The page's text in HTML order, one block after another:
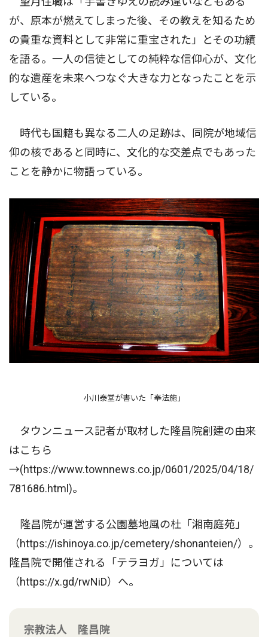
が、原本が燃えてしまった後、その教えを知るため
の貴重な資料として非常に重宝された」とその功績
を語る。一人の信徒としての純粋な信仰心が、文化
的な遺産を未来へつなぐ大きな力となったことを示
している。
時代も国籍も異なる二人の足跡は、同院が地域信
仰の核であると同時に、文化的な交差点でもあった
ことを静かに物語っている。
小川泰堂が書いた「奉法施」
タウンニュース記者が取材した隆昌院創建の由来
はこちら
→(https://www.townnews.co.jp/0601/2025/04/18/
781686.html)。
隆昌院が運営する公園墓地風の杜「湘南庭苑」
（https://ishinoya.co.jp/cemetery/shonanteien/）。
隆昌院で開催される「テラヨガ」については
（https://x.gd/rwNiD）へ。
宗教法人 隆昌院